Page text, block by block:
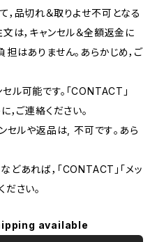
，品切れ＆取りよせ不可となる
文は，キャンセル＆全額返金に
担はありません。あらかじめ，ご
ル可能です。「CONTACT」
，ご連絡ください。
ルや返品は, 不可です｡あら
あれば，「CONTACT」「メッ
さい。
available